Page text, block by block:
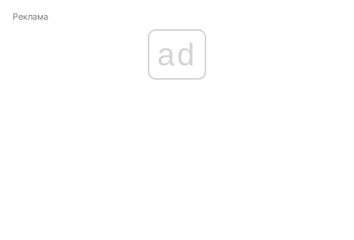
Реклама
ad